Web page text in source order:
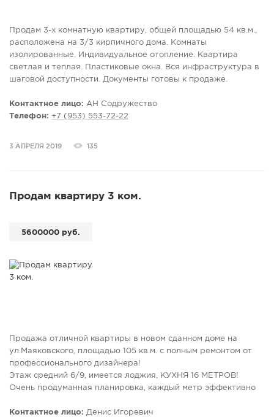
Продам 3-х комнатную квартиру, общей площадью 54 кв.м.,
расположена на 3/3 кирпичного дома. Комнаты
изолированные. Индивидуальное отопление. Квартира
светлая и теплая. Пластиковые окна. Вся инфраструктура в
шаговой доступности. Документы готовы к продаже.
Контактное лицо: АН Содружество
Телефон: +7 (953) 553-72-22
3 АПРЕЛЯ 2019 135
Продам квартиру 3 ком.
5600000 руб.
Продажа отличной квартиры в новом сданном доме на
ул.Маяковского, площадью 105 кв.м. с полным ремонтом от
профессионального дизайнера!
Этаж средний 6/9, имеется лоджия, КУХНЯ 16 МЕТРОВ!
Очень продуманная планировка, каждый метр эффективно
разделены на условные зоны различного использования).
Контактное лицо: Денис Игоревич